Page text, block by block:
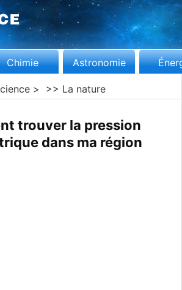
Chimie Astronomie
> >> La nature
trouver la pression
dans ma région